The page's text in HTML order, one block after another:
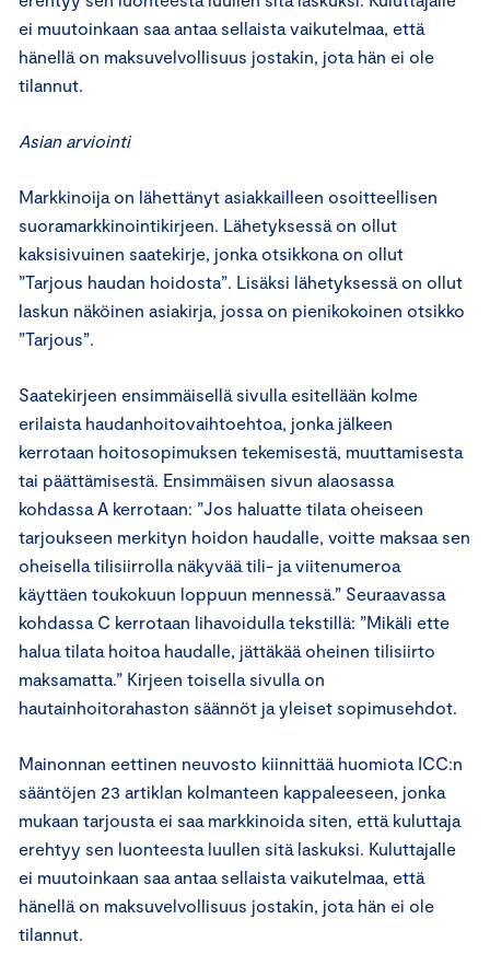
ei muutoinkaan saa antaa sellaista vaikutelmaa, että
hänellä on maksuvelvollisuus jostakin, jota hän ei ole
tilannut.
Asian arviointi
Markkinoija on lähettänyt asiakkailleen osoitteellisen
suoramarkkinointikirjeen. Lähetyksessä on ollut
kaksisivuinen saatekirje, jonka otsikkona on ollut
”Tarjous haudan hoidosta”. Lisäksi lähetyksessä on ollut
laskun näköinen asiakirja, jossa on pienikokoinen otsikko
”Tarjous”.
Saatekirjeen ensimmäisellä sivulla esitellään kolme
erilaista haudanhoitovaihtoehtoa, jonka jälkeen
kerrotaan hoitosopimuksen tekemisestä, muuttamisesta
tai päättämisestä. Ensimmäisen sivun alaosassa
kohdassa A kerrotaan: ”Jos haluatte tilata oheiseen
tarjoukseen merkityn hoidon haudalle, voitte maksaa sen
oheisella tilisiirrolla näkyvää tili- ja viitenumeroa
käyttäen toukokuun loppuun mennessä.” Seuraavassa
kohdassa C kerrotaan lihavoidulla tekstillä: ”Mikäli ette
halua tilata hoitoa haudalle, jättäkää oheinen tilisiirto
maksamatta.” Kirjeen toisella sivulla on
hautainhoitorahaston säännöt ja yleiset sopimusehdot.
Mainonnan eettinen neuvosto kiinnittää huomiota ICC:n
sääntöjen 23 artiklan kolmanteen kappaleeseen, jonka
mukaan tarjousta ei saa markkinoida siten, että kuluttaja
erehtyy sen luonteesta luullen sitä laskuksi. Kuluttajalle
ei muutoinkaan saa antaa sellaista vaikutelmaa, että
hänellä on maksuvelvollisuus jostakin, jota hän ei ole
tilannut.